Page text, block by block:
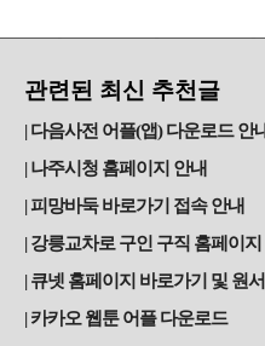
관련된 최신 추천글
다음사전 어플(앱) 다운로드 안
나주시청 홈페이지 안내
피망바둑 바로가기 접속 안내
강릉교차로 구인 구직 홈페이지
큐넷 홈페이지 바로가기 및 원
카카오 웹툰 어플 다운로드